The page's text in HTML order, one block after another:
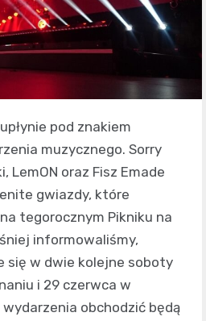
pod znakiem
muzycznego. Sorry
LemON oraz Fisz Emade
gwiazdy, które
tegorocznym Pikniku na
informowaliśmy,
się w dwie kolejne soboty
i 29 czerwca w
wydarzenia obchodzić będą